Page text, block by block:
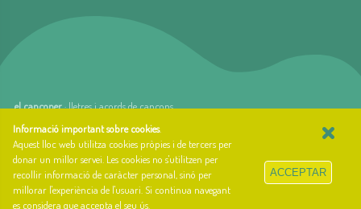
el cançoner· lletres i acords de cançons
web basada en el Gestior de Continguts
creada per arnAu bellavista
Sobre el cançoner
Qui som i quina és la nostra història?
Llibre d'estil
Informació important sobre cookies.
Aquest lloc web utilitza cookies pròpies i de tercers per
donar un millor servei. Les cookies no s'utilitzen per
recollir informació de caràcter personal, sinó per
millorar l'experiència de l'usuari. Si continua navegant
es considera que accepta el seu ús.
×
ACCEPTAR